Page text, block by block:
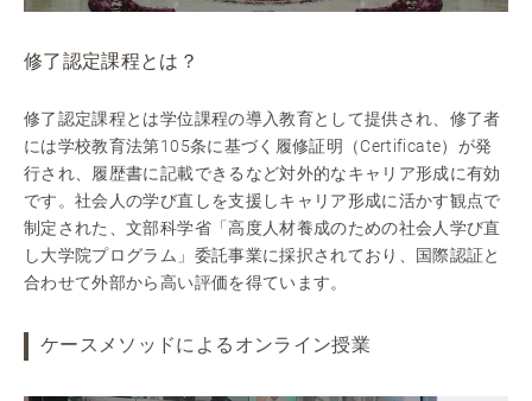
修了認定課程とは？
修了認定課程とは学位課程の導入教育として提供され、修了者
には学校教育法第105条に基づく履修証明（Certificate）が発
行され、履歴書に記載できるなど対外的なキャリア形成に有効
です。社会人の学び直しを支援しキャリア形成に活かす観点で
制定された、文部科学省「高度人材養成のための社会人学び直
し大学院プログラム」委託事業に採択されており、国際認証と
合わせて外部から高い評価を得ています。
ケースメソッドによるオンライン授業